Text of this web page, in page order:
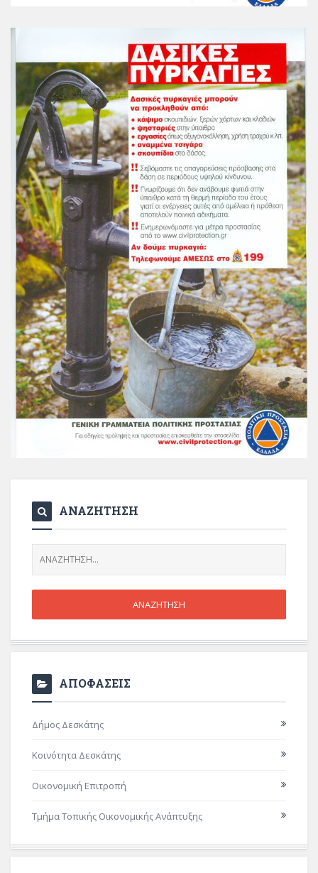
ΑΝΑΖΗΤΗΣΗ
ΑΠΟΦΑΣΕΙΣ
Δήμος Δεσκάτης
Κοινότητα Δεσκάτης
Οικονομική Επιτροπή
Τμήμα Τοπικής Οικονομικής Ανάπτυξης